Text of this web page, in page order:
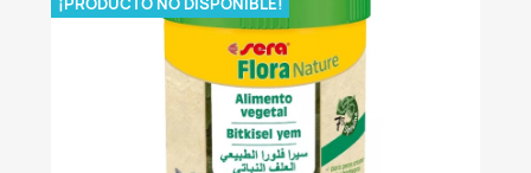
¡PRODUCTO NO DISPONIBLE!